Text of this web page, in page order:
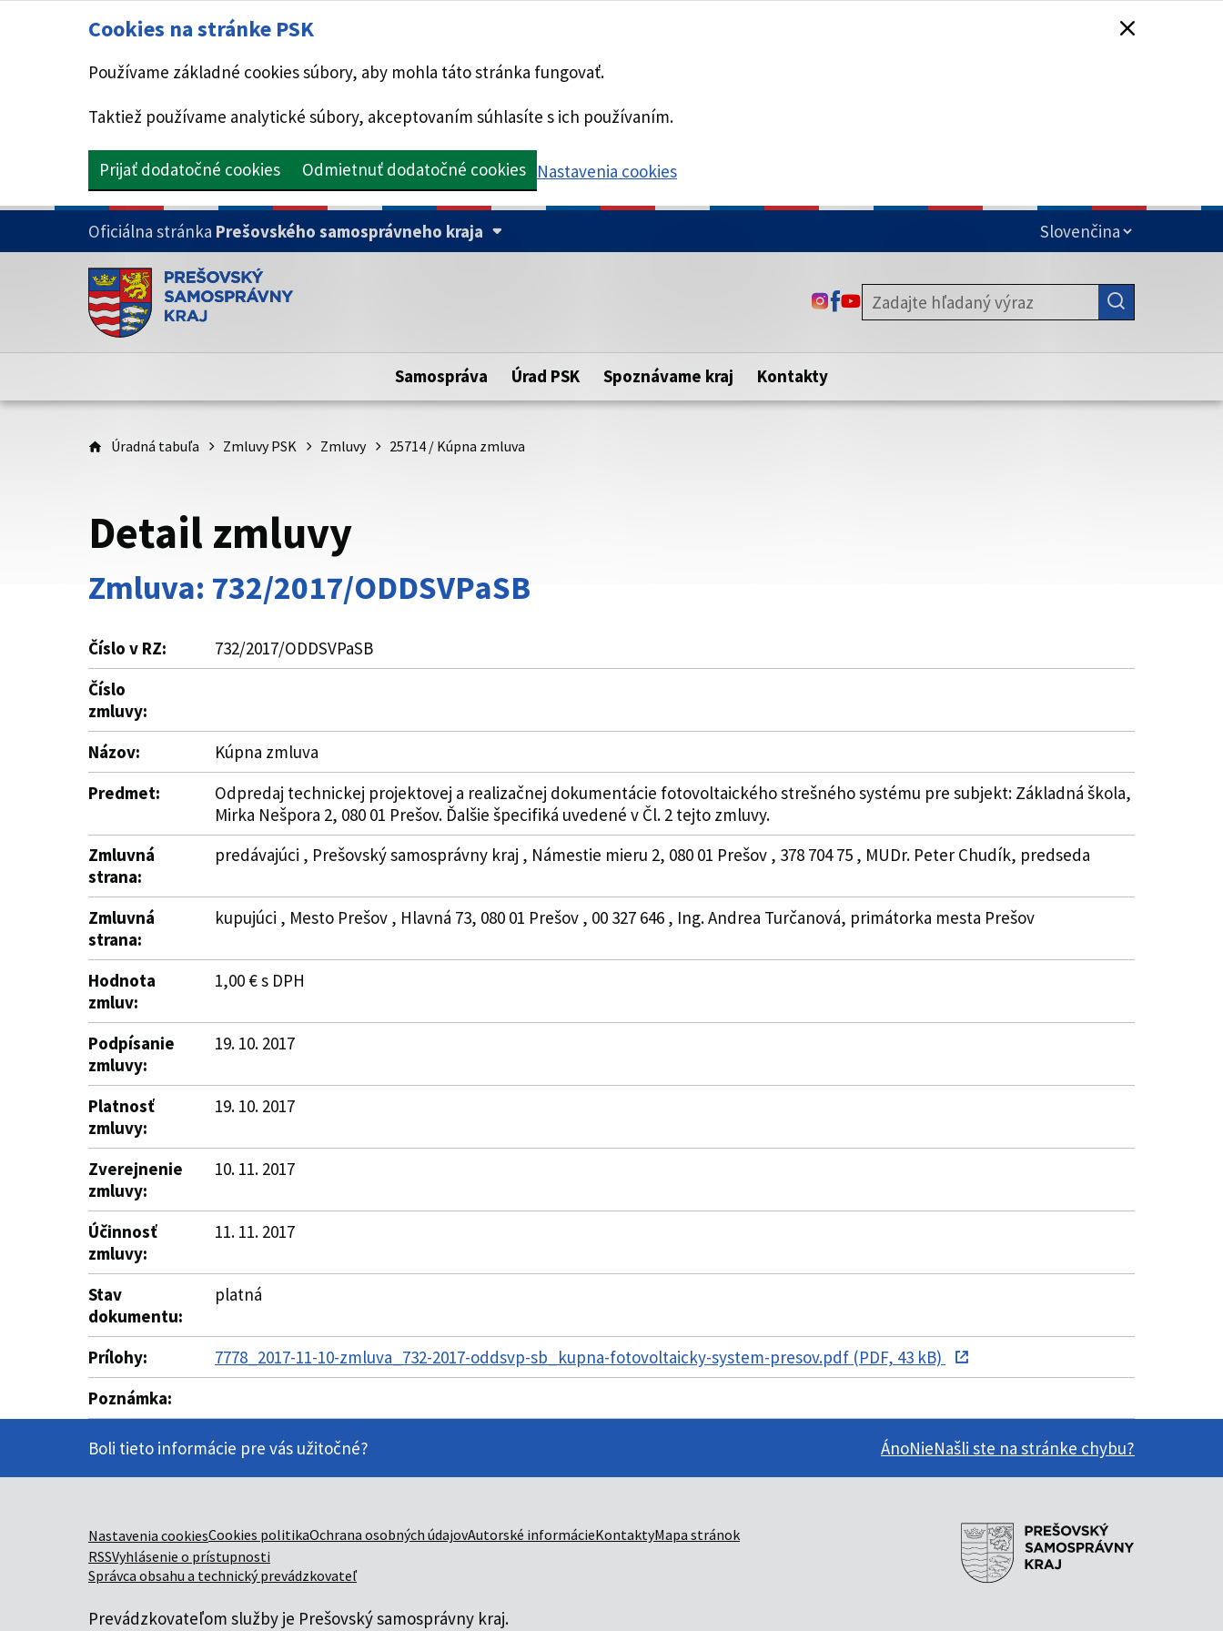
Cookies na stránke PSK
Používame základné cookies súbory, aby mohla táto stránka fungovať.
Taktiež používame analytické súbory, akceptovaním súhlasíte s ich používaním.
Prijať dodatočné cookies Odmietnuť dodatočné cookies Nastavenia cookies
PRESKOČIŤ NA HLAVNÝ OBSAH
Oficiálna stránka Prešovského samosprávneho kraja
Doména psk.sk je oficiálna
Toto je oficiálna webová stránka Prešovského samosprávneho kraja.
Táto stránka je zabezpečená
zabezpečenú webovú stránku. Zabezpečená stránka vždy začína
https:// pred názvom domény webového sídla.
ODKAZ SA OTVORÍ NA NOVEJ KARTE
ODKAZ SA OTVORÍ NA NOVEJ KARTE
ODKAZ SA OTVORÍ NA NOVEJ KARTE
Samospráva Úrad PSK Spoznávame kraj Kontakty
Úradná tabuľa Zmluvy PSK Zmluvy 25714 / Kúpna zmluva
Detail zmluvy
Zmluva: 732/2017/ODDSVPaSB
Číslo v RZ:
732/2017/ODDSVPaSB
Číslo
zmluvy:
Názov:
Kúpna zmluva
Predmet:
Odpredaj technickej projektovej a realizačnej dokumentácie fotovoltaického strešného systému pre subjekt: Základná škola,
Mirka Nešpora 2, 080 01 Prešov. Ďalšie špecifiká uvedené v Čl. 2 tejto zmluvy.
Zmluvná
strana:
predávajúci , Prešovský samosprávny kraj , Námestie mieru 2, 080 01 Prešov , 378 704 75 , MUDr. Peter Chudík, predseda
Zmluvná
strana:
kupujúci , Mesto Prešov , Hlavná 73, 080 01 Prešov , 00 327 646 , Ing. Andrea Turčanová, primátorka mesta Prešov
Hodnota
zmluv:
1,00 € s DPH
Podpísanie
zmluvy:
19. 10. 2017
Platnosť
zmluvy:
19. 10. 2017
Zverejnenie
zmluvy:
10. 11. 2017
Účinnosť
zmluvy:
11. 11. 2017
Stav
dokumentu:
platná
Prílohy:
7778_2017-11-10-zmluva_732-2017-oddsvp-sb_kupna-fotovoltaicky-system-presov.pdf (PDF, 43 kB)
Poznámka:
Boli tieto informácie pre vás užitočné? ÁnoNieNašli ste na stránke chybu?
Nastavenia cookiesCookies politikaOchrana osobných údajovAutorské informácieKontaktyMapa stránok
RSSVyhlásenie o prístupnosti
Správca obsahu a technický prevádzkovateľ
Prevádzkovateľom služby je Prešovský samosprávny kraj.